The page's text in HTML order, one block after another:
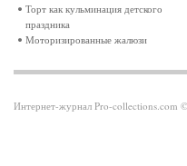
Торт как кульминация детского
праздника
Моторизированные жалюзи
Интернет-журнал Pro-collections.com